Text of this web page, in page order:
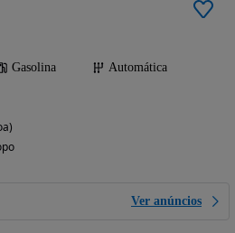
Gasolina
Automática
Ver anúncios